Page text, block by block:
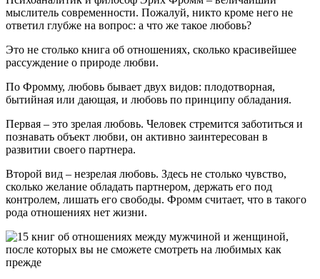
мыслитель современности. Пожалуй, никто кроме него не
ответил глубже на вопрос: а что же такое любовь?
Это не столько книга об отношениях, сколько красивейшее
рассуждение о природе любви.
По Фромму, любовь бывает двух видов: плодотворная,
бытийная или дающая, и любовь по принципу обладания.
Первая – это зрелая любовь. Человек стремится заботиться и
познавать объект любви, он активно заинтересован в
развитии своего партнера.
Второй вид – незрелая любовь. Здесь не столько чувство,
сколько желание обладать партнером, держать его под
контролем, лишать его свободы. Фромм считает, что в такого
рода отношениях нет жизни.